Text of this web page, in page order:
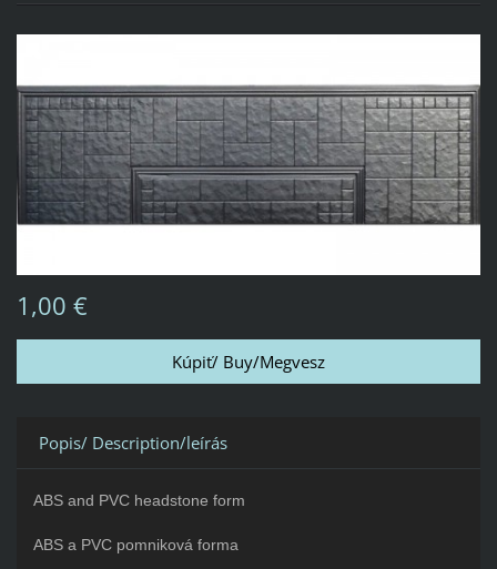
1,00 €
Popis/ Description/leírás
ABS and PVC headstone form
ABS a PVC pomniková forma